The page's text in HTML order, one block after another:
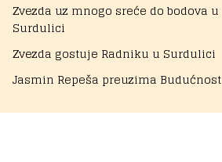
Zvezda uz mnogo sreće do bodova u
Surdulici
Zvezda gostuje Radniku u Surdulici
Jasmin Repeša preuzima Budućnost